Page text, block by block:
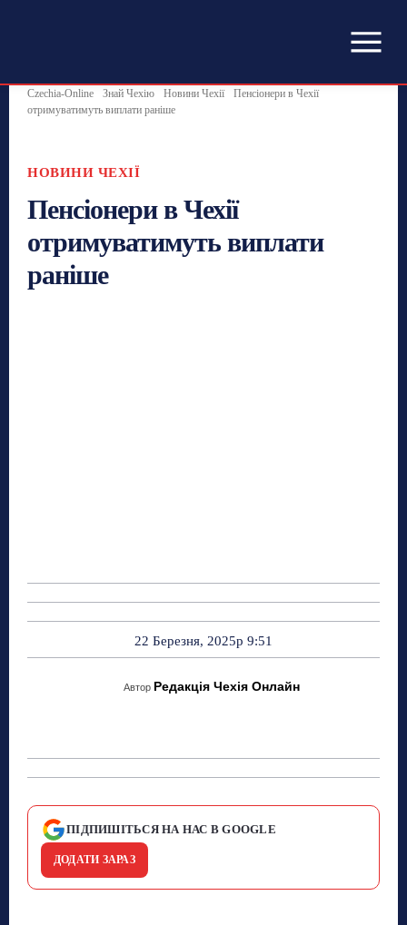
Czechia-Online Знай Чехію Новини Чехії
Пенсіонери в Чехії
отримуватимуть виплати раніше
НОВИНИ ЧЕХІЇ
Пенсіонери в Чехії
отримуватимуть виплати
раніше
22 Березня, 2025р 9:51
Автор Редакція Чехія Онлайн
ПІДПИШІТЬСЯ НА НАС В GOOGLE
ДОДАТИ ЗАРАЗ